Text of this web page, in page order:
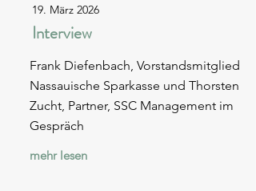
19. März 2026
Interview
Frank Diefenbach, Vorstandsmitglied
Nassauische Sparkasse und Thorsten
Zucht, Partner, SSC Management im
Gespräch
mehr lesen